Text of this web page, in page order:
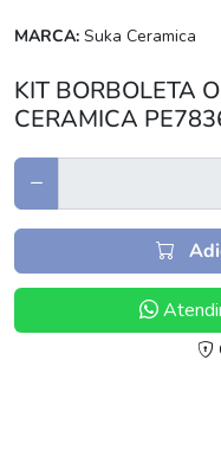
MARCA: Suka Ceramica
KIT BORBOLETA
CERAMICA